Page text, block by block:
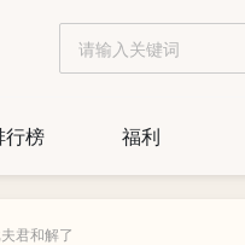
行榜 福利
君和解了